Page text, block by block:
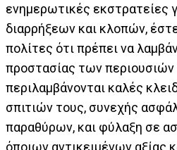
ενημερωτικές εκστρατείες
διαρρήξεων και κλοπών,
πολίτες ότι πρέπει να
προστασίας των
περιλαμβάνονται καλές
σπιτιών τους, συνεχής
παραθύρων, και φύλαξη σε
όποιων αντικειμένων αξίας